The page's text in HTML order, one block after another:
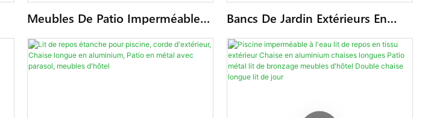
Meubles De Patio Imperméables,
De Chaise Longue De Luxe,
Chaise Longue D'extérieur,
Chaises De Piscine, Canapé-Lit De
Bancs De Jardin Extérieurs En
Piscine En Aluminium, Chaise
Longue D'extérieur, Transat Côté
Piscine, Lit De Jour